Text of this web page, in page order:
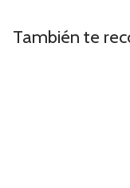
También te